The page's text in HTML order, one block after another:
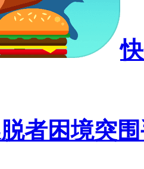
者困境突